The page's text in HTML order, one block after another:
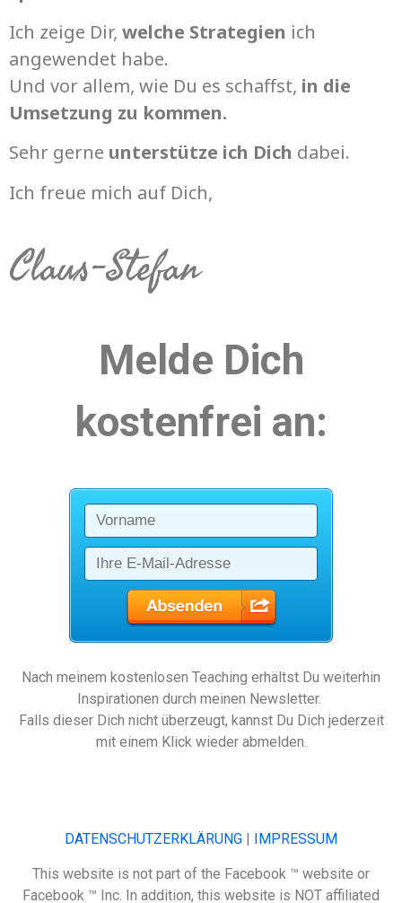
Ich zeige Dir, welche Strategien ich
angewendet habe.
Und vor allem, wie Du es schaffst, in die
Umsetzung zu kommen.
Sehr gerne unterstütze ich Dich dabei.
Ich freue mich auf Dich,
Claus-Stefan
Melde Dich
kostenfrei an:
Nach meinem kostenlosen Teaching erhältst Du weiterhin
Inspirationen durch meinen Newsletter.
Falls dieser Dich nicht überzeugt, kannst Du Dich jederzeit
mit einem Klick wieder abmelden.
DATENSCHUTZERKLÄRUNG | IMPRESSUM
This website is not part of the Facebook ™ website or
Facebook ™ Inc. In addition, this website is NOT affiliated